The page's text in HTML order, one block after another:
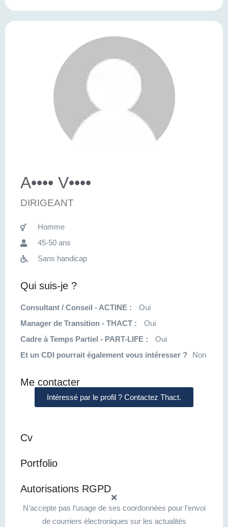
A•••• V••••
DIRIGEANT
Homme
45-50 ans
Sans handicap
Qui suis-je ?
Consultant / Conseil - ACTINE :
Oui
Manager de Transition - THACT :
Oui
Cadre à Temps Partiel - PART-LIFE :
Oui
Et un CDI pourrait également vous intéresser ?
Non
Me contacter
Intéressé par le profil ? Contactez Thact.
Cv
Portfolio
Autorisations RGPD
N’accepte pas l’usage de ses coordonnées pour l’envoi
de courriers électroniques sur les actualités